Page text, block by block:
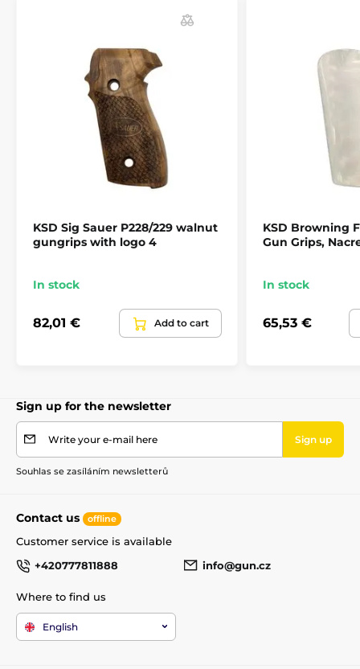
- 1x šroubek pro instalaci popruhu nebo bipodu typu
- 1x matice pro použití popruhu
The product is included in categories
Accessories Rifle stocks and grips
Rifle stocks
KSD Sig Sauer P228/229 walnut
gungrips with logo 4
In stock
82,01 € Add to cart
KSD Browning
Gun Grips,
In stock
65,53 €
Sign up for the newsletter
Write your e-mail here Sign up
Souhlas se zasíláním newsletterů
Contact us offline
Customer service is available
+420777811888
info@gun.cz
Where to find us
English